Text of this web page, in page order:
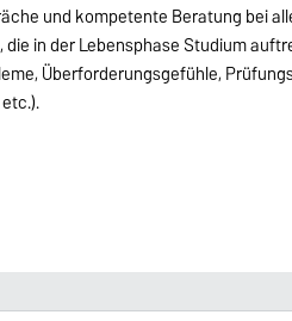
und kompetente Beratung bei
in der Lebensphase Studium
Überforderungsgefühle,